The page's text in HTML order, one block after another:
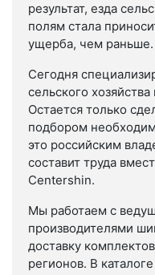
результат, езда
полям стала
ущерба, чем раньше.
Сегодня
сельского
Остается только
подбором
это российским
составит труда
Centershin.
Мы работаем с
производителями
доставку
регионов. В